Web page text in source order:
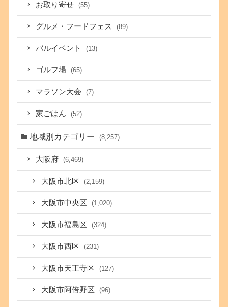
お取り寄せ (55)
グルメ・フードフェス (89)
バルイベント (13)
ゴルフ場 (65)
マラソン大会 (7)
家ごはん (52)
地域別カテゴリー (8,257)
大阪府 (6,469)
大阪市北区 (2,159)
大阪市中央区 (1,020)
大阪市福島区 (324)
大阪市西区 (231)
大阪市天王寺区 (127)
大阪市阿倍野区 (96)